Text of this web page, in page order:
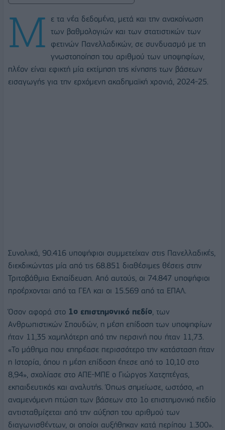
Μ
ε τα νέα δεδομένα, μετά και την ανακοίνωση
των βαθμολογιών και των στατιστικών των
φετινών Πανελλαδικών, σε συνδυασμό με τη
γνωστοποίηση του αριθμού των υποψηφίων,
πλέον είναι εφικτή μία εκτίμηση της κίνησης των βάσεων
εισαγωγής για την ερχόμενη ακαδημαϊκή χρονιά, 2024-25.
Συνολικά, 90.416 υποψήφιοι συμμετείχαν στις Πανελλαδικές,
διεκδικώντας μία από τις 68.851 διαθέσιμες θέσεις στην
Τριτοβάθμια Εκπαίδευση. Από αυτούς, οι 74.847 υποψήφιοι
προέρχονται από τα ΓΕΛ και οι 15.569 από τα ΕΠΑΛ.
Όσον αφορά στο 1ο επιστημονικό πεδίο , των
Ανθρωπιστικών Σπουδών, η μέση επίδοση των υποψηφίων
ήταν 11,35 χαμηλότερη από την περσινή που ήταν 11,73.
«Το μάθημα που επηρέασε περισσότερο την κατάσταση ήταν
η Ιστορία, όπου η μέση επίδοση έπεσε από το 10,10 στο
8,94», σχολίασε στο ΑΠΕ-ΜΠΕ ο Γιώργος Χατζητέγας,
εκπαιδευτικός και αναλυτής. Όπως σημείωσε, ωστόσο, «η
αναμενόμενη πτώση των βάσεων στο 1ο επιστημονικό πεδίο
αντισταθμίζεται από την αύξηση του αριθμού των
διαγωνισθέντων, οι οποίοι αυξήθηκαν κατά περίπου 1.300».